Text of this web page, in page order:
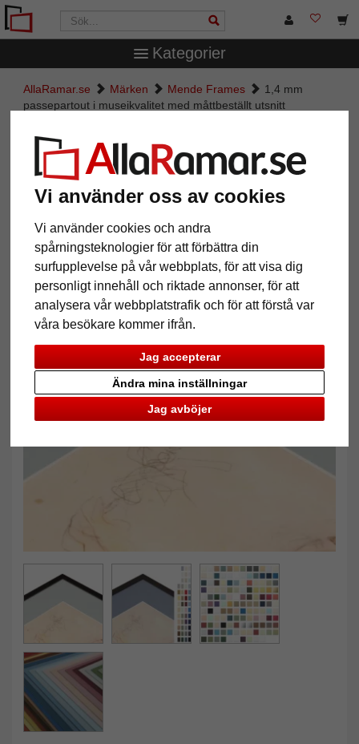
Vi använder oss av cookies
Vi använder cookies och andra
spårningsteknologier för att förbättra din
surfupplevelse på vår webbplats, för att visa dig
personligt innehåll och riktade annonser, för att
analysera vår webbplatstrafik och för att förstå var
våra besökare kommer ifrån.
Jag accepterar
Jag avböjer
Ändra mina inställningar
Kategorier
AllaRamar.se Märken Mende Frames
1,4 mm
passepartout i museikvalitet med måttbeställt utsnitt
1,4 mm passepartout i
museikvalitet med måttbeställt
utsnitt
Pictures Preview
Tillbaka